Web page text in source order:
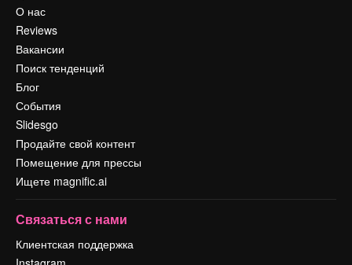
О нас
Reviews
Вакансии
Поиск тенденций
Блог
События
Slidesgo
Продайте свой контент
Помещение для прессы
Ищете magnific.ai
Связаться с нами
Клиентская поддержка